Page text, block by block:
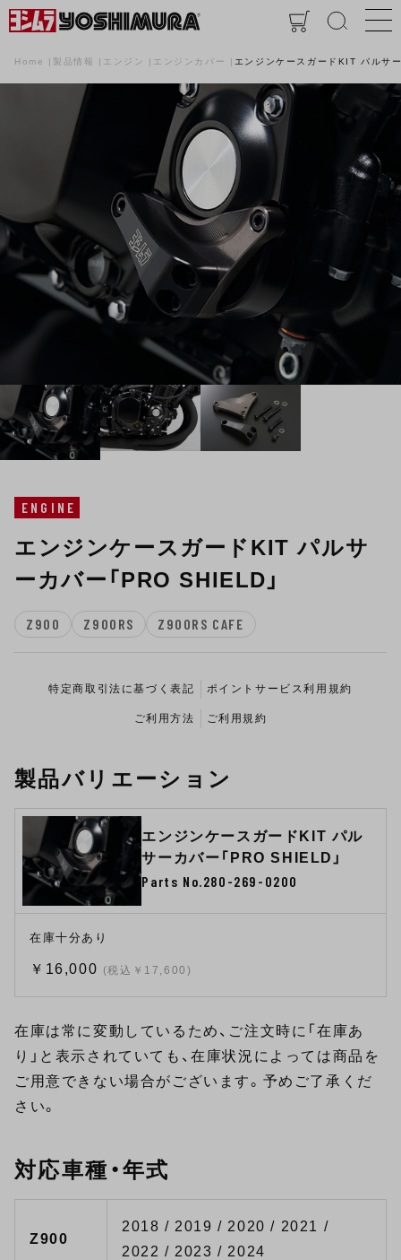
Home 製品情報 エンジン エンジンカバー エンジンケースガードKIT パルサ
ENGINE
エンジンケースガードKIT パルサ
ーカバー「PRO SHIELD」
Z900 Z900RS Z900RS CAFE
特定商取引法に基づく表記 ポイントサービス利用規約
ご利用方法 ご利用規約
製品バリエーション
エンジンケースガードKIT パル
サーカバー「PRO SHIELD」
Parts No.280-269-0200
在庫十分あり
￥16,000 (税込￥17,600)
在庫は常に変動しているため、ご注文時に「在庫あ
り」と表示されていても、在庫状況によっては商品を
ご用意できない場合がございます。予めご了承くだ
さい。
対応車種・年式
Z900
2018 / 2019 / 2020 / 2021 /
2022 / 2023 / 2024